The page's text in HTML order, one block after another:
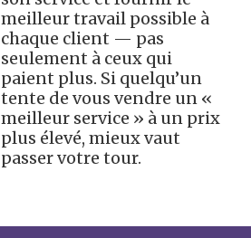
meilleur travail possible à
chaque client — pas
seulement à ceux qui
paient plus. Si quelqu’un
tente de vous vendre un «
meilleur service » à un prix
plus élevé, mieux vaut
passer votre tour.